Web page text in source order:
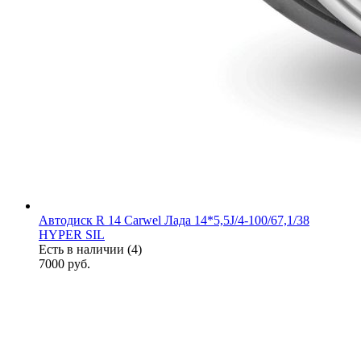
Автодиск R 14 Carwel Лада 14*5,5J/4-100/67,1/38
HYPER SIL
Есть в наличии (4)
7000 руб.